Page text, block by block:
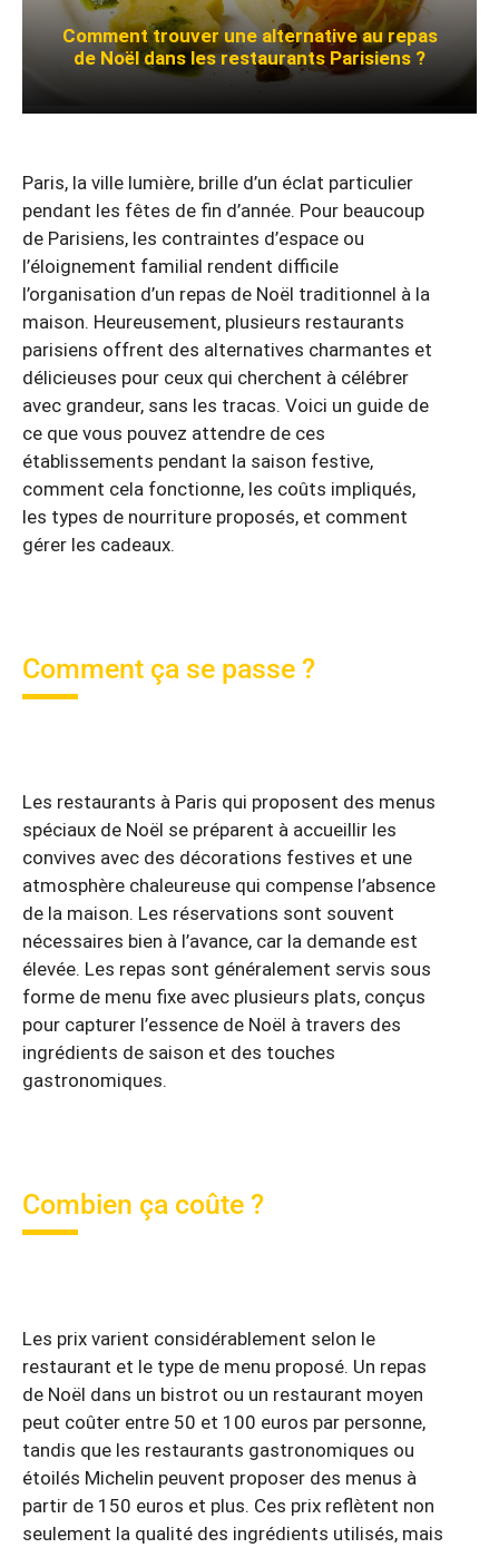
Comment trouver une alternative au repas
de Noël dans les restaurants Parisiens ?
Paris, la ville lumière, brille d’un éclat particulier
pendant les fêtes de fin d’année. Pour beaucoup
de Parisiens, les contraintes d’espace ou
l’éloignement familial rendent difficile
l’organisation d’un repas de Noël traditionnel à la
maison. Heureusement, plusieurs restaurants
parisiens offrent des alternatives charmantes et
délicieuses pour ceux qui cherchent à célébrer
avec grandeur, sans les tracas. Voici un guide de
ce que vous pouvez attendre de ces
établissements pendant la saison festive,
comment cela fonctionne, les coûts impliqués,
les types de nourriture proposés, et comment
gérer les cadeaux.
Comment ça se passe ?
Les restaurants à Paris qui proposent des menus
spéciaux de Noël se préparent à accueillir les
convives avec des décorations festives et une
atmosphère chaleureuse qui compense l’absence
de la maison. Les réservations sont souvent
nécessaires bien à l’avance, car la demande est
élevée. Les repas sont généralement servis sous
forme de menu fixe avec plusieurs plats, conçus
pour capturer l’essence de Noël à travers des
ingrédients de saison et des touches
gastronomiques.
Combien ça coûte ?
Les prix varient considérablement selon le
restaurant et le type de menu proposé. Un repas
de Noël dans un bistrot ou un restaurant moyen
peut coûter entre 50 et 100 euros par personne,
tandis que les restaurants gastronomiques ou
étoilés Michelin peuvent proposer des menus à
partir de 150 euros et plus. Ces prix reflètent non
seulement la qualité des ingrédients utilisés, mais